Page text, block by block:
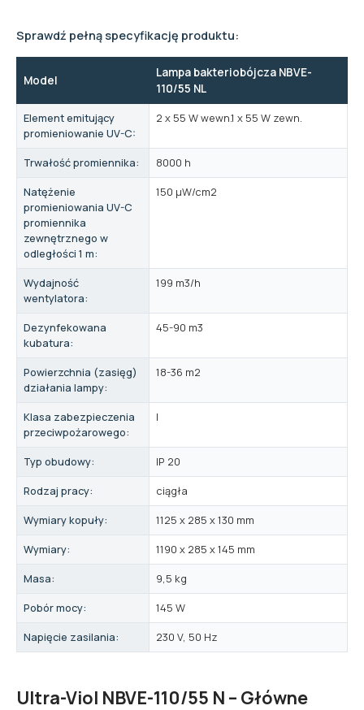
Sprawdź pełną specyfikację produktu:
Model
Lampa bakteriobójcza NBVE-
110/55 NL
Element emitujący
promieniowanie UV-C:
2 x 55 W wewn.1 x 55 W zewn.
Trwałość promiennika:
8000 h
Natężenie
promieniowania UV-C
promiennika
zewnętrznego w
odległości 1 m:
150 µW/cm2
Wydajność
wentylatora:
199 m3/h
Dezynfekowana
kubatura:
45-90 m3
Powierzchnia (zasięg)
działania lampy:
18-36 m2
Klasa zabezpieczenia
przeciwpożarowego:
I
Typ obudowy:
IP 20
Rodzaj pracy:
ciągła
Wymiary kopuły:
1125 x 285 x 130 mm
Wymiary:
1190 x 285 x 145 mm
Masa:
9,5 kg
Pobór mocy:
145 W
Napięcie zasilania:
230 V, 50 Hz
Ultra-Viol NBVE-110/55 N – Główne